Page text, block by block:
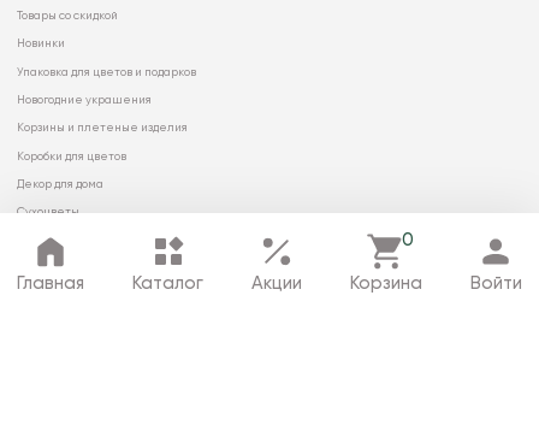
Главная Каталог Акции
0
Корзина Войти
Товары со скидкой
Новинки
Упаковка для цветов и подарков
Новогодние украшения
Корзины и плетеные изделия
Коробки для цветов
Декор для дома
Сухоцветы
© 2026 ООО «МИРРЭЙ»